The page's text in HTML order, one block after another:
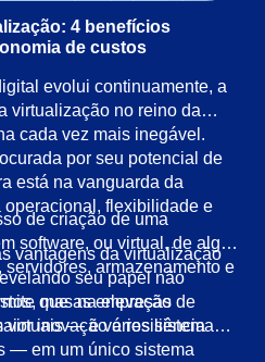
4 benefícios
de custos
evolui continuamente, a
virtualização no reino da
cada vez mais inegável.
por seu potencial de
está na vanguarda da
flexibilidade e
vantagens da virtualização
seu papel não
mas na elevação de
inovação e resiliência
de criação de uma
software, ou virtual, de algo,
armazenamento e
que as empresas
virtuais — e vários sistemas
— em um único sistema